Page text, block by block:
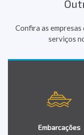
Confira as
serviços
Embarcações